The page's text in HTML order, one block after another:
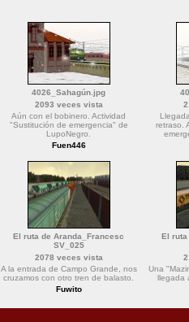
4026_Sahagún.jpg
2093 veces vista
Aún con el bobinero. Actividad
"Sustitución de emergencia" de
LupoNegro.
Fuen446
retraso.
El ruta de Aranda_Francesc
SV_025
2078 veces vista
A la entrada de Campo Grande, nos
cruzamos con otro tren de balasto.
Fuwito
El ruta
Una
llegada